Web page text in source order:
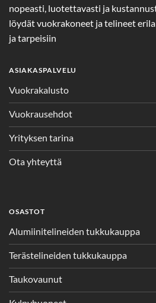
nopeasti, luotettavasti ja
löydät vuokrakoneet ja telineet
ja tarpeisiin
ASIAKASPALVELU
Vuokrakalusto
Vuokrausehdot
Yrityksen tarina
Ota yhteyttä
OSASTOT
Alumiinitelineiden tukkukauppa
Terästelineiden tukkukauppa
Taukovaunut